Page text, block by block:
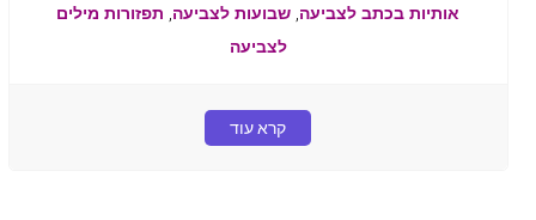
אותיות בכתב לצביעה, שבועות לצביעה, תפזורות מילים
לצביעה
קרא עוד